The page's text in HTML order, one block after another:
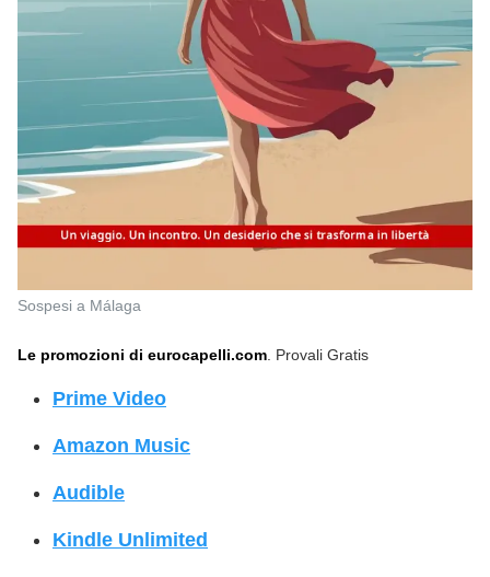
Sospesi a Málaga
Le promozioni di eurocapelli.com. Provali Gratis
Prime Video
Amazon Music
Audible
Kindle Unlimited